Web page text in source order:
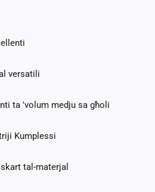
versatili
ta 'volum medju sa għoli
Kumplessi
tal-materjal